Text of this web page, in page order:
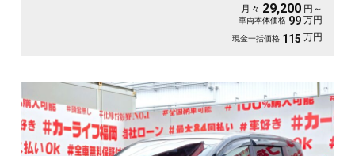
月々 29,200 円～
車両本体価格 99 万円
現金一括価格 115 万円